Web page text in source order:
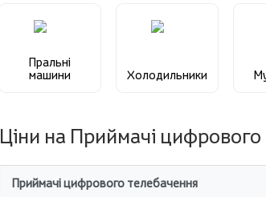
Пральні
машини
Холодильники
Ціни на Приймачі
Приймачі цифрового телебачення